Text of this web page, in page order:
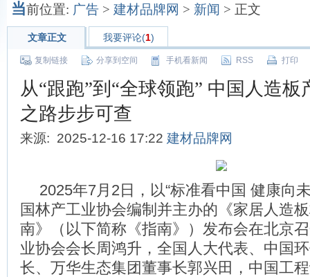
当前位置: 广告 > 建材品牌网 > 新闻 > 正文
文章正文 我要评论(1)
复制链接 分享到空间 手机看新闻 RSS 打印
从“跟跑”到“全球领跑” 中国人造
之路步步可查
来源: 2025-12-16 17:22 建材品牌网
2025年7月2日，以“标准看中国 健康向
国林产工业协会编制并主办的《家居人造
南》（以下简称《指南》）发布会在北京
业协会会长周鸿升，全国人大代表、中国
长、万华生态集团董事长郭兴田，中国工